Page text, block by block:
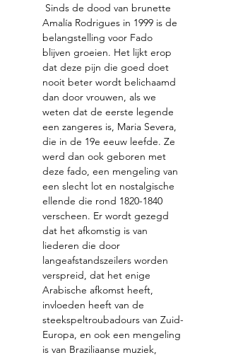
Amalía Rodrigues in 1999 is de
belangstelling voor Fado
blijven groeien. Het lijkt erop
dat deze pijn die goed doet
nooit beter wordt belichaamd
dan door vrouwen, als we
weten dat de eerste legende
een zangeres is, Maria Severa,
die in de 19e eeuw leefde. Ze
werd dan ook geboren met
deze fado, een mengeling van
een slecht lot en nostalgische
ellende die rond 1820-1840
verscheen. Er wordt gezegd
dat het afkomstig is van
liederen die door
langeafstandszeilers worden
verspreid, dat het enige
Arabische afkomst heeft,
invloeden heeft van de
steekspeltroubadours van Zuid-
Europa, en ook een mengeling
is van Braziliaanse muziek,